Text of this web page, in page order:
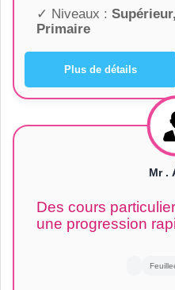
✓ Niveaux :
Primaire
Plus de détails
Mr .
Des cours
une progression